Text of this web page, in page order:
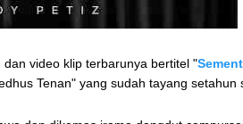
video klip terbarunya bertitel "
Tenan" yang sudah tayang setahun